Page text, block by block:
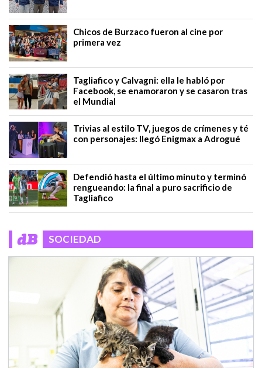
Chicos de Burzaco fueron al cine por
primera vez
Tagliafico y Calvagni: ella le habló por
Facebook, se enamoraron y se casaron tras
el Mundial
Trivias al estilo TV, juegos de crímenes y té
con personajes: llegó Enigmax a Adrogué
Defendió hasta el último minuto y terminó
rengueando: la final a puro sacrificio de
Tagliafico
SOCIEDAD